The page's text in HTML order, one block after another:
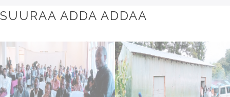
SUURAA ADDA ADDAA